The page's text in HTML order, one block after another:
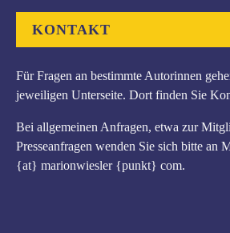
KONTAKT
Für Fragen an bestimmte Autorinnen
jeweiligen Unterseite. Dort finden Sie
Bei allgemeinen Anfragen, etwa zur
Presseanfragen wenden Sie sich bitte an
{at} marionwiesler {punkt} com.